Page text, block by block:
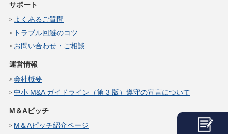
サポート
よくあるご質問
トラブル回避のコツ
お問い合わせ・ご相談
運営情報
会社概要
中小 M&A ガイドライン（第 3 版）遵守の宣言について
M＆Aピッチ
M＆Aピッチ紹介ページ